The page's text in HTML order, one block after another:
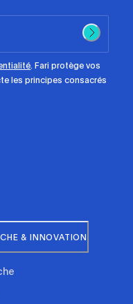
. Fari protège vos
les principes consacrés
& INNOVATION